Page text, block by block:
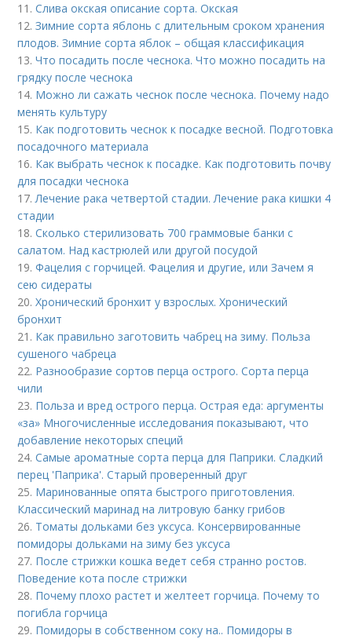
11.Слива окская описание сорта. Окская
12.Зимние сорта яблонь с длительным сроком хранения
плодов. Зимние сорта яблок – общая классификация
13.Что посадить после чеснока. Что можно посадить на
грядку после чеснока
14. Можно ли сажать чеснок после чеснока. Почему надо
менять культуру
15. Как подготовить чеснок к посадке весной. Подготовка
посадочного материала
16. Как выбрать чеснок к посадке. Как подготовить почву
для посадки чеснока
17.Лечение рака четвертой стадии. Лечение рака кишки 4
стадии
18.Сколько стерилизовать 700 граммовые банки с
салатом. Над кастрюлей или другой посудой
19.Фацелия с горчицей. Фацелия и другие, или Зачем я
сею сидераты
20.Хронический бронхит у взрослых. Хронический
бронхит
21. Как правильно заготовить чабрец на зиму. Польза
сушеного чабреца
22. Разнообразие сортов перца острого. Сорта перца
чили
23. Польза и вред острого перца. Острая еда: аргументы
«за» Многочисленные исследования показывают, что
добавление некоторых специй
24.Самые ароматные сорта перца для Паприки. Сладкий
перец 'Паприка'. Старый проверенный друг
25. Маринованные опята быстрого приготовления.
Классический маринад на литровую банку грибов
26. Томаты дольками без уксуса. Консервированные
помидоры дольками на зиму без уксуса
27. После стрижки кошка ведет себя странно ростов.
Поведение кота после стрижки
28. Почему плохо растет и желтеет горчица. Почему то
погибла горчица
29. Помидоры в собственном соку на.. Помидоры в